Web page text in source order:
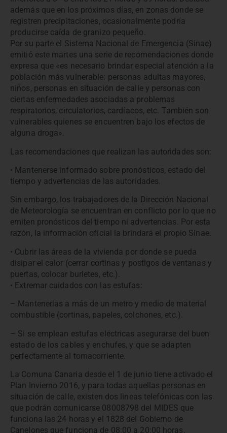
además que en los próximos días, en zonas donde se
registren precipitaciones, ocasionalmente podría
producirse caída de granizo pequeño.
Por su parte el Sistema Nacional de Emergencia (Sinae)
emitió este martes una serie de recomendaciones donde
expresa que «es necesario brindar especial atención a la
población más vulnerable: personas adultas mayores,
niños, personas en situación de calle y personas con
ciertas enfermedades asociadas a problemas
respiratorios, circulatorios, cardíacos, etc. También son
vulnerables quienes se encuentren bajo los efectos de
alguna droga».
Las recomendaciones que realizan las autoridades son:
• Mantenerse informado sobre pronósticos, estado del
tiempo y advertencias de las autoridades.
Sin embargo, los trabajadores de la Dirección Nacional
de Meteorología se encuentran en conflicto por lo que no
emiten pronósticos del tiempo ni advertencias. Por esta
razón, la información oficial la brindará el propio Sinae.
• Cubrir las áreas de la vivienda por donde se pueda
disipar el calor (cerrar cortinas y postigos de ventanas y
puertas, colocar burletes, etc.).
• Extremar cuidados con las estufas:
– Mantenerlas a más de un metro y medio de material
combustible (cortinas, papeles, colchones, etc.).
– Si se emplean estufas eléctricas asegurarse del buen
estado de los cables y enchufes, y que se adapten
perfectamente al tomacorriente.
La Comuna Canaria desde el 1 de junio tiene activado el
Plan Invierno 2016, y para todas aquellas personas en
situación de calle, existen dos lineas telefónicas con las
que podrán comunicarse 08008798 del MIDES que
funciona las 24 horas y el 1828 del Gobierno de
Canelones que funciona de 08:00 a 20:00 horas.